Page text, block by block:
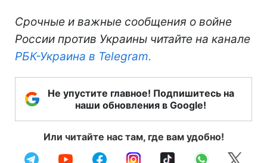
Срочные и важные сообщения о войне
России против Украины читайте на канале
РБК-Украина в Telegram.
Не упустите главное! Подпишитесь на
наши обновления в Google!
Или читайте нас там, где вам удобно!